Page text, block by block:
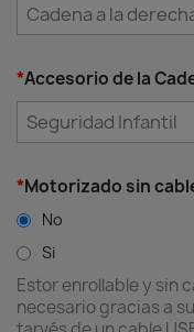
Diferencia entre
Cadena a la
*Accesorio de la
Seguridad Infantil
*Motorizado sin
No
Si
Estor enrollable y sin
necesario gracias a